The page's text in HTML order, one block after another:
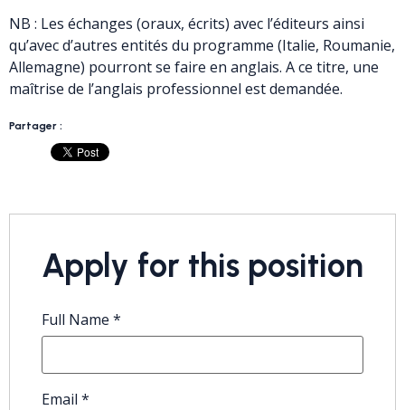
NB : Les échanges (oraux, écrits) avec l’éditeurs ainsi
qu’avec d’autres entités du programme (Italie, Roumanie,
Allemagne) pourront se faire en anglais. A ce titre, une
maîtrise de l’anglais professionnel est demandée.
Partager :
Apply for this position
Full Name *
Email *